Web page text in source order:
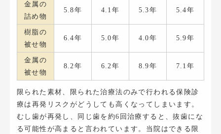
金属の
詰め物
5.8年 4.1年 5.3年 5.4年
樹脂の
被せ物
6.4年 5.0年 4.0年 5.9年
金属の
被せ物
8.2年 6.2年 8.9年 7.1年
限られた素材、限られた治療法のみで行われる保険診
療は再発リスクがどうしても高くなってしまいます。
むし歯が再発し、同じ歯を約6回治療すると、抜歯にな
る可能性が高まると言われています。当院はできる限